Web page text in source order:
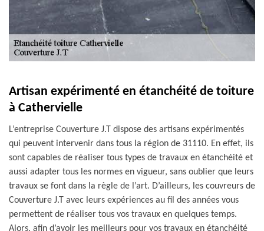
Artisan expérimenté en étanchéité de toiture
à Cathervielle
L’entreprise Couverture J.T dispose des artisans expérimentés
qui peuvent intervenir dans tous la région de 31110. En effet, ils
sont capables de réaliser tous types de travaux en étanchéité et
aussi adapter tous les normes en vigueur, sans oublier que leurs
travaux se font dans la règle de l’art. D’ailleurs, les couvreurs de
Couverture J.T avec leurs expériences au fil des années vous
permettent de réaliser tous vos travaux en quelques temps.
Alors, afin d’avoir les meilleurs pour vos travaux en étanchéité